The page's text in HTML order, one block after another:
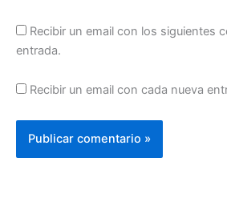
Recibir un email con los siguientes
entrada.
Recibir un email con cada nueva